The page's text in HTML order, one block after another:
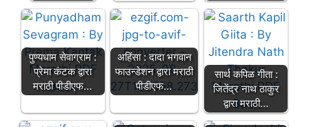
पुण्यधाम सेवाग्राम :
प्रेमा कंटक द्वारा
मराठी पीडीएफ…
अहिंसा : दादा भगवान
फाउन्डेशन द्वारा मराठी
पीडीएफ…
सार्थ कपिळ गीता :
जितेंद्र नाथ ठाकुर
द्वारा मराठी…